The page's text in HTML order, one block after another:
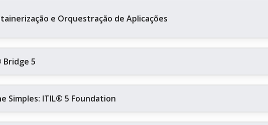
e Orquestração de Aplicações
Bridge 5
Simples: ITIL® 5 Foundation